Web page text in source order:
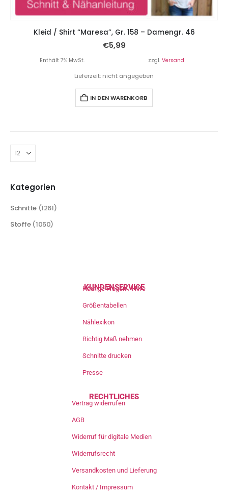
Kleid / Shirt “Maresa”, Gr. 158 – Damengr. 46
€5,99
Enthält 7% MwSt. zzgl. Versand
Lieferzeit: nicht angegeben
IN DEN WARENKORB
Kategorien
Schnitte (1261)
Stoffe (1050)
KUNDENSERVICE
Häufige Fragen / Hilfe
Größentabellen
Nählexikon
Richtig Maß nehmen
Schnitte drucken
Presse
RECHTLICHES
Vertrag widerrufen
AGB
Widerruf für digitale Medien
Widerrufsrecht
Versandkosten und Lieferung
Kontakt / Impressum